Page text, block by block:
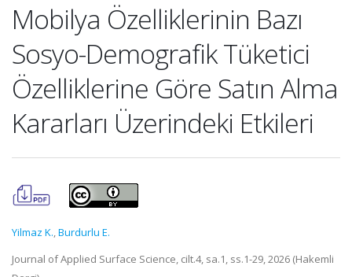
Mobilya Özelliklerinin Bazı
Sosyo-Demografik Tüketici
Özelliklerine Göre Satın Alma
Kararları Üzerindeki Etkileri
Yilmaz K.,Burdurlu E.
Journal of Applied Surface Science, cilt.4, sa.1, ss.1-29, 2026 (Hakemli